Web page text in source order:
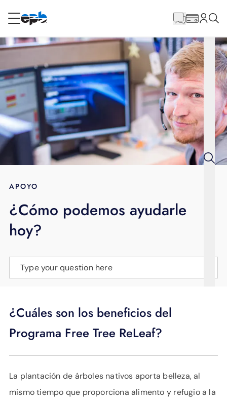
RESIDENCIAL
Internet
Energía
Televisión
BLOG
APOYO
principal
APOYO
¿Cómo podemos ayudarle
hoy?
Type your question here
¿Cuáles son los beneficios del
Programa Free Tree ReLeaf?
La plantación de árboles nativos aporta belleza, al
mismo tiempo que proporciona alimento y refugio a la